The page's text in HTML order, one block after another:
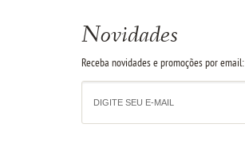
Novidades
Receba novidades e promoções por email: